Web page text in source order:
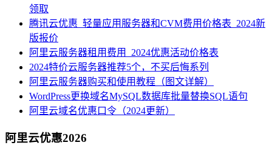
领取
腾讯云优惠_轻量应用服务器和CVM费用价格表_2024新
版报价
阿里云服务器租用费用_2024优惠活动价格表
2024特价云服务器推荐5个，不买后悔系列
阿里云服务器购买和使用教程（图文详解）
WordPress更换域名MySQL数据库批量替换SQL语句
阿里云域名优惠口令（2024更新）
阿里云优惠2026